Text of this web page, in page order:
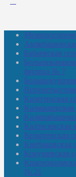
Бабаевская
филиал № 7
Калегинская
Калтасинская
Кельтеевская
Киебаковская
Кокушевская
№ 21